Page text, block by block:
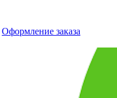
Оформление заказа